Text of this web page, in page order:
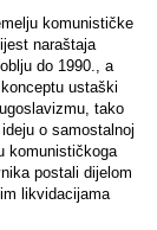
komunističke
naraštaja
do 1990., a
ustaški
tako
o samostalnoj
komunističkoga
postali dijelom
likvidacijama